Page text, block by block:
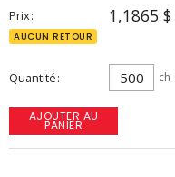
Prix 1,1865 $
AUCUN RETOUR
Quantité ch
AJOUTER AU
PANIER